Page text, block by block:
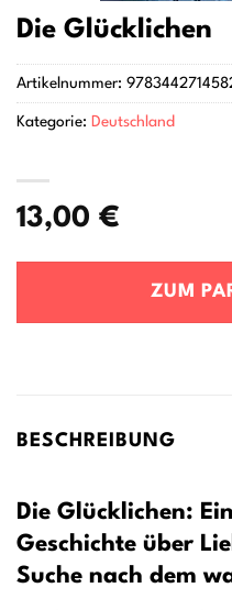
Die Glücklichen
13,00 €
ZUM
Artikelnummer:
Kategorie: Deutschland
BESCHREIBUNG
Die Glücklichen:
Geschichte über
Suche nach dem